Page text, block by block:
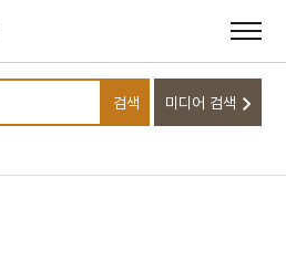
검색어를 입력하세요
검색 미디어 검색